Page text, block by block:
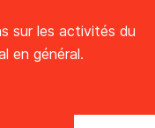
sur les activités du
en général.